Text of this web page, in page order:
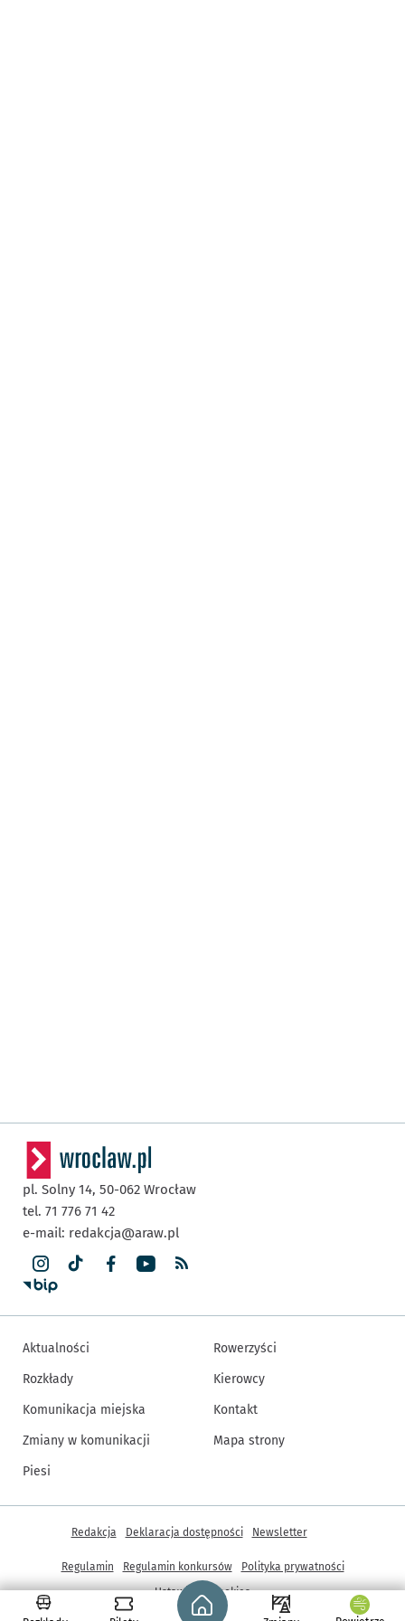
Strona główna - wroclaw.pl
pl. Solny 14, 50-062 Wrocław
tel. 71 776 71 42
e-mail: redakcja@araw.pl
Aktualności
Rozkłady
Komunikacja miejska
Zmiany w komunikacji
Piesi
Rowerzyści
Kierowcy
Kontakt
Mapa strony
Inne informacje
Redakcja Deklaracja dostępności Newsletter
Regulamin Regulamin konkursów
Polityka prywatności
Ustawienia cookies